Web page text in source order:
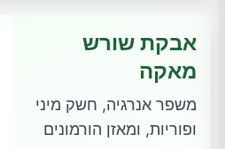
אבקת שורש
מאקה
משפר אנרגיה, חשק מיני
ופוריות, ומאזן הורמונים